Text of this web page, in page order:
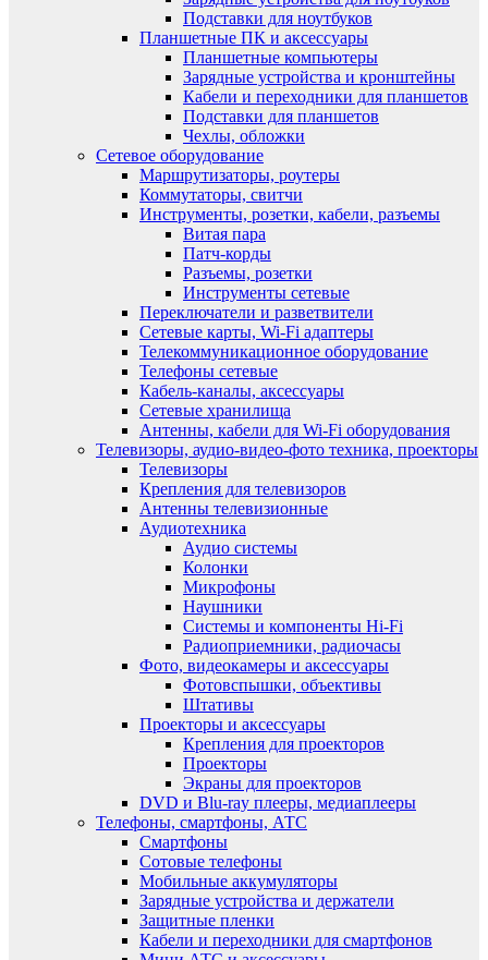
Подставки для ноутбуков
Планшетные ПК и аксессуары
Планшетные компьютеры
Зарядные устройства и кронштейны
Кабели и переходники для планшетов
Подставки для планшетов
Чехлы, обложки
Сетевое оборудование
Маршрутизаторы, роутеры
Коммутаторы, свитчи
Инструменты, розетки, кабели, разъемы
Витая пара
Патч-корды
Разъемы, розетки
Инструменты сетевые
Переключатели и разветвители
Сетевые карты, Wi-Fi адаптеры
Телекоммуникационное оборудование
Телефоны сетевые
Кабель-каналы, аксессуары
Сетевые хранилища
Антенны, кабели для Wi-Fi оборудования
Телевизоры, аудио-видео-фото техника, проекторы
Телевизоры
Крепления для телевизоров
Антенны телевизионные
Аудиотехника
Аудио системы
Колонки
Микрофоны
Наушники
Системы и компоненты Hi-Fi
Радиоприемники, радиочасы
Фото, видеокамеры и аксессуары
Фотовспышки, объективы
Штативы
Проекторы и аксессуары
Крепления для проекторов
Проекторы
Экраны для проекторов
DVD и Blu-ray плееры, медиаплееры
Телефоны, смартфоны, АТС
Смартфоны
Сотовые телефоны
Мобильные аккумуляторы
Зарядные устройства и держатели
Защитные пленки
Кабели и переходники для смартфонов